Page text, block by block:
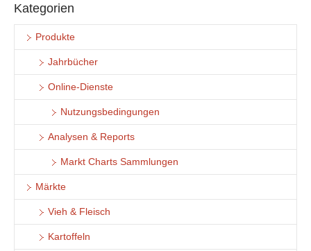
Kategorien
Produkte
Jahrbücher
Online-Dienste
Nutzungsbedingungen
Analysen & Reports
Markt Charts Sammlungen
Märkte
Vieh & Fleisch
Kartoffeln